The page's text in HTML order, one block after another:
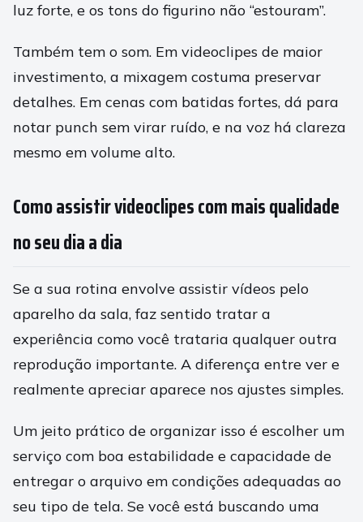
luz forte, e os tons do figurino não “estouram”.
Também tem o som. Em videoclipes de maior
investimento, a mixagem costuma preservar
detalhes. Em cenas com batidas fortes, dá para
notar punch sem virar ruído, e na voz há clareza
mesmo em volume alto.
Como assistir videoclipes com mais qualidade
no seu dia a dia
Se a sua rotina envolve assistir vídeos pelo
aparelho da sala, faz sentido tratar a
experiência como você trataria qualquer outra
reprodução importante. A diferença entre ver e
realmente apreciar aparece nos ajustes simples.
Um jeito prático de organizar isso é escolher um
serviço com boa estabilidade e capacidade de
entregar o arquivo em condições adequadas ao
seu tipo de tela. Se você está buscando uma